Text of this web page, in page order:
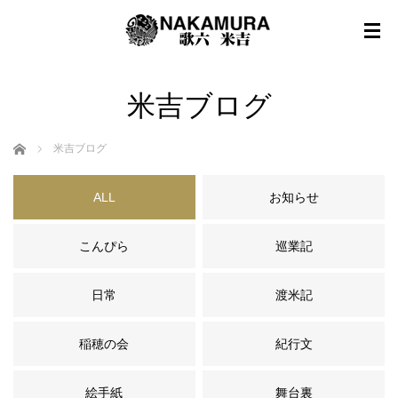
米吉ブログ
ホーム 米吉ブログ
ALL お知らせ
こんぴら 巡業記
日常 渡米記
稲穂の会 紀行文
絵手紙 舞台裏